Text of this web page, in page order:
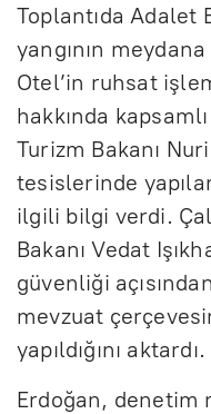
Toplantıda Adalet
yangının
Otel’in ruhsat
hakkında
Turizm Bakanı
tesislerinde
ilgili bilgi verdi.
Bakanı Vedat
güvenliği
mevzuat
yapıldığını aktardı.
Erdoğan, denetim